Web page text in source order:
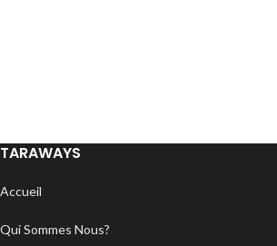
TARAWAYS
Accueil
Qui Sommes Nous?